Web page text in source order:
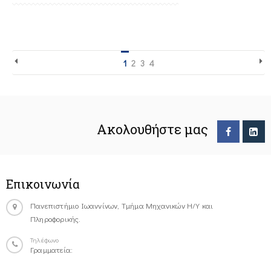
1 2 3 4
Ακολουθήστε μας
Επικοινωνία
Πανεπιστήμιο Ιωαννίνων, Τμήμα Μηχανικών Η/Υ και
Πληροφορικής.
Τηλέφωνο
Γραμματεία: